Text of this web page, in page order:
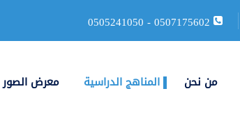
0507175602
-
0505241050
من نحن المناهج الدراسية معرض الصور